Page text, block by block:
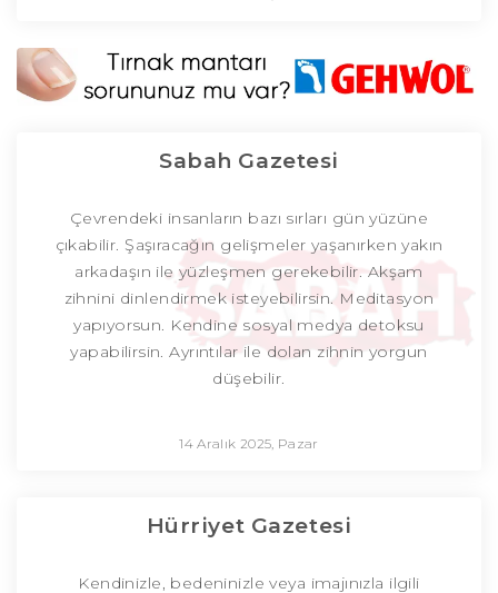
Sabah Gazetesi
Çevrendeki insanların bazı sırları gün yüzüne
çıkabilir. Şaşıracağın gelişmeler yaşanırken yakın
arkadaşın ile yüzleşmen gerekebilir. Akşam
zihnini dinlendirmek isteyebilirsin. Meditasyon
yapıyorsun. Kendine sosyal medya detoksu
yapabilirsin. Ayrıntılar ile dolan zihnin yorgun
düşebilir.
14 Aralık 2025, Pazar
Hürriyet Gazetesi
Kendinizle, bedeninizle veya imajınızla ilgili